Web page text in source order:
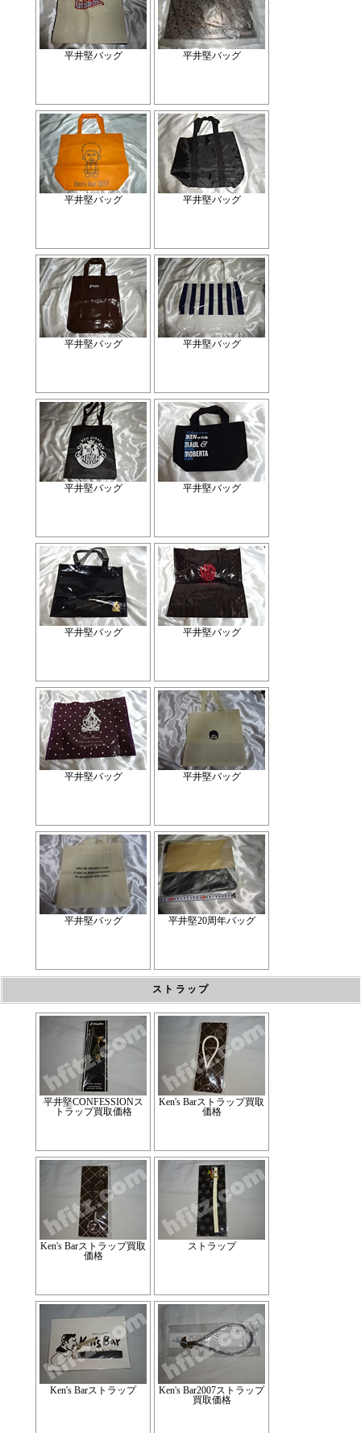
平井堅バッグ 平井堅バッグ
平井堅バッグ 平井堅バッグ
平井堅バッグ 平井堅バッグ
平井堅バッグ 平井堅バッグ
平井堅バッグ 平井堅バッグ
平井堅バッグ 平井堅バッグ
平井堅バッグ 平井堅20周年バッグ
ストラップ
平井堅CONFESSIONス
トラップ買取価格
Ken's Barストラップ買取
価格
Ken's Barストラップ買取
価格
ストラップ
Ken's Barストラップ
Ken's Bar2007ストラップ
買取価格